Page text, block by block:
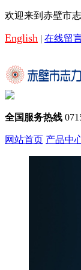
欢迎来到赤壁市
English | 在线留
全国服务热线
网站首页 产品中